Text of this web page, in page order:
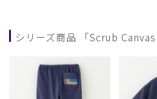
シリーズ商品 「Scrub Canvas